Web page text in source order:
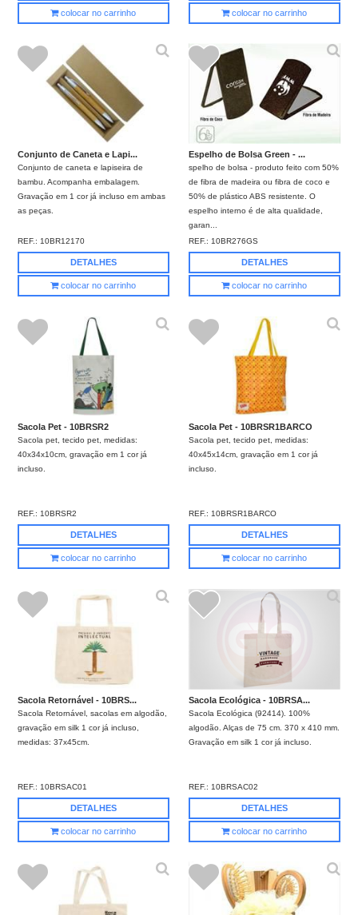
colocar no carrinho colocar no carrinho
Conjunto de Caneta e Lapi...
Conjunto de caneta e lapiseira de
bambu. Acompanha embalagem.
Gravação em 1 cor já incluso em ambas
as peças.
REF.:10BR12170
DETALHES
colocar no carrinho
Espelho de Bolsa Green - ...
spelho de bolsa - produto feito com 50%
de fibra de madeira ou fibra de coco e
50% de plástico ABS resistente. O
espelho interno é de alta qualidade,
garan...
REF.:10BR276GS
DETALHES
colocar no carrinho
Sacola Pet - 10BRSR2
Sacola pet, tecido pet, medidas:
40x34x10cm, gravação em 1 cor já
incluso.
REF.:10BRSR2
DETALHES
colocar no carrinho
Sacola Pet - 10BRSR1BARCO
Sacola pet, tecido pet, medidas:
40x45x14cm, gravação em 1 cor já
incluso.
REF.:10BRSR1BARCO
DETALHES
colocar no carrinho
Sacola Retornável - 10BRS...
Sacola Retornável, sacolas em algodão,
gravação em silk 1 cor já incluso,
medidas: 37x45cm.
REF.: 10BRSAC01
DETALHES
colocar no carrinho
Sacola Ecológica - 10BRSA...
Sacola Ecológica (92414). 100%
algodão. Alças de 75 cm. 370 x 410 mm.
Gravação em silk 1 cor já incluso.
REF.: 10BRSAC02
DETALHES
colocar no carrinho